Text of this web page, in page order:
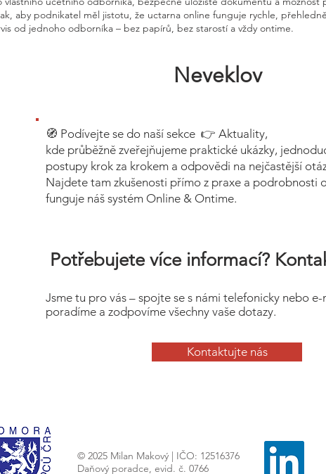
aby podnikatel měl jistotu, že uctarna online funguje rychle,
od jednoho odborníka – bez papírů, bez starostí a vždy ontime.
Neveklov
🧭 Podívejte se do naší sekce 👉 Aktuality,
kde průběžně zveřejňujeme praktické ukázky,
postupy krok za krokem a odpovědi na nejčastější
Najdete tam zkušenosti přímo z praxe a podrobnosti
funguje náš systém Online & Ontime.
Potřebujete více informací?
Jsme tu pro vás – spojte se s námi telefonicky nebo
poradíme a zodpovíme všechny vaše dotazy.
Kontaktujte nás
© 2025 Milan Makový | IČO: 12516376
Daňový poradce, evid. č. 0766